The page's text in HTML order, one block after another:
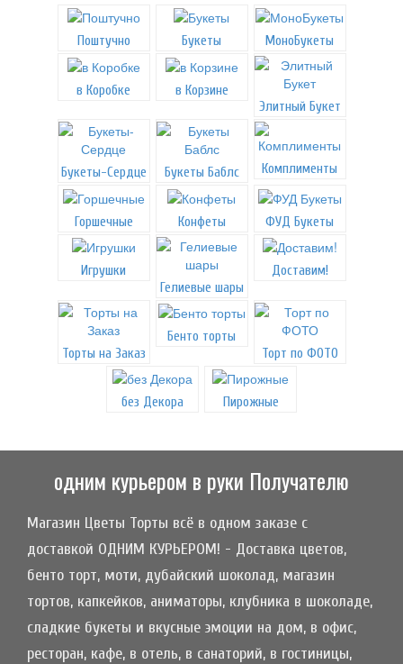
Поштучно Букеты МоноБукеты
в Коробке
в Корзине
Элитный Букет
Букеты-Сердце Букеты Баблс Комплименты
Горшечные Конфеты ФУД Букеты
Игрушки
Гелиевые шары
Доставим!
Торты на Заказ
Бенто торты
Торт по ФОТО
без Декора Пирожные
одним курьером в руки Получателю
Магазин Цветы Торты всё в одном заказе с
доставкой ОДНИМ КУРЬЕРОМ! - Доставка цветов,
бенто торт, моти, дубайский шоколад, магазин
тортов, капкейков, аниматоры, клубника в шоколаде,
сладкие букеты и вкусные эмоции на дом, в офис,
ресторан, кафе, в отель, в санаторий, в гостиницы,